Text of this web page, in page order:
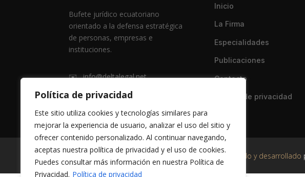
Política de privacidad
Este sitio utiliza cookies y tecnologías similares para
mejorar la experiencia de usuario, analizar el uso del sitio y
ofrecer contenido personalizado. Al continuar navegando,
aceptas nuestra política de privacidad y el uso de cookies.
Puedes consultar más información en nuestra Política de
Privacidad. Política de privacidad
Bufete jurídico ecuatoriano
orientado a la defensa estratégica
de personas, empresas e
instituciones.
✉️ info@deltalegal.net
📞 098-322-2720
Inicio
La Firma
Especialidades
Publicaciones
Contacto
Política de privacidad
diseñado y desarrollado